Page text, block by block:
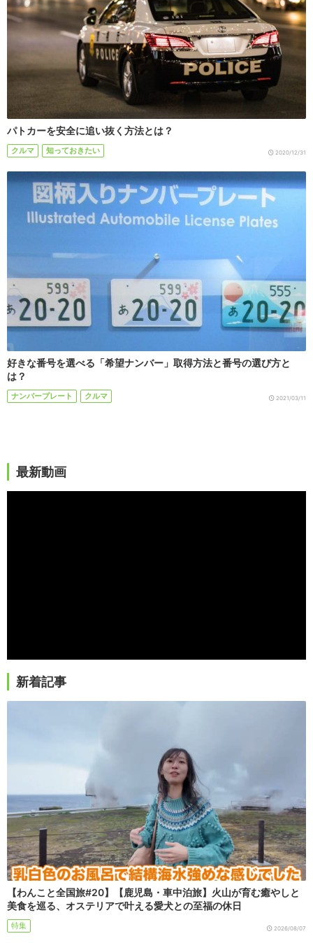
パトカーを安全に追い抜く方法とは？
クルマ 知っておきたい 2020/12/31
好きな番号を選べる「希望ナンバー」取得方法と番号の選び方と
は？
ナンバープレート クルマ 2021/03/11
最新動画
新着記事
【わんこと全国旅#20】【鹿児島・車中泊旅】火山が育む癒やしと
美食を巡る、オステリアで叶える愛犬との至福の休日
特集 2026/08/07